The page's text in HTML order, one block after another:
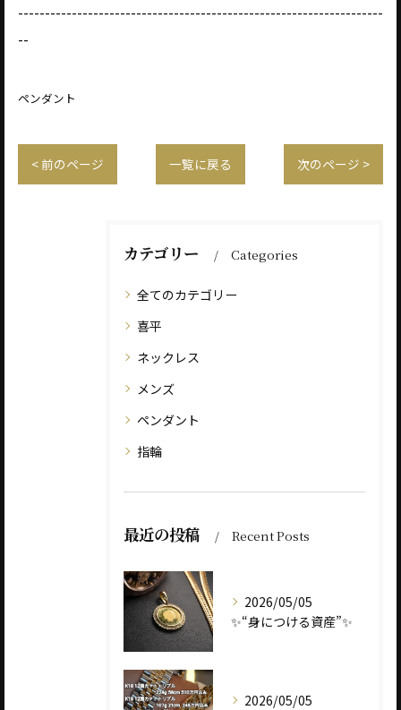
--------------------------------------------------------------------
--
ペンダント
< 前のページ 一覧に戻る 次のページ >
カテゴリー Categories
全てのカテゴリー
喜平
ネックレス
メンズ
ペンダント
指輪
最近の投稿 Recent Posts
2026/05/05
✨“身につける資産”✨
2026/05/05